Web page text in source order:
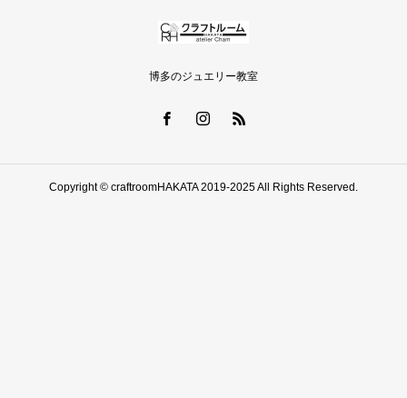
博多のジュエリー教室
Copyright © craftroomHAKATA 2019-2025 All Rights Reserved.